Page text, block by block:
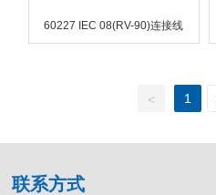
60227 IEC 08(RV-90)连接线
< 1
联系方式